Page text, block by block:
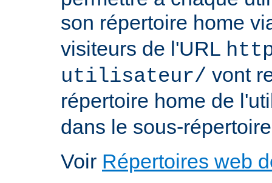
son répertoire home
visiteurs de l'URL
utilisateur/ vont
répertoire home de
dans le sous-
Voir Répertoires web